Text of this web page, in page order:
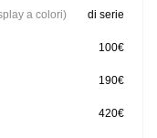
a colori) di serie
100€
190€
420€